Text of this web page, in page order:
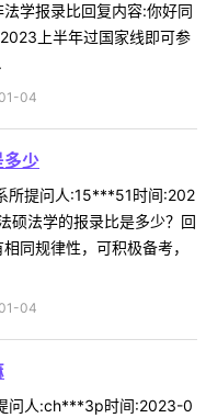
学报录比回复内容:你好同
上半年过国家线即可参
04
多少
所提问人:15***51时间:202
硕法学的报录比是多少？回
同规律性，可积极备考，
04
问人:ch***3p时间:2023-0